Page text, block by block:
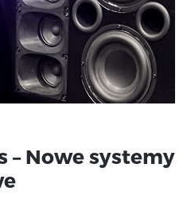
– Nowe systemy